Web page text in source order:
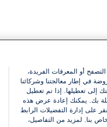
أو المعرفات الفريدة،
في إطار معالجتنا وشركائنا
إلى تعطيلها. إذا تم تعطيل
صلة بك. يمكنك إعادة عرض هذه
على إدارة التفضيلات الرابط
بنا. لمزيد من التفاصيل،